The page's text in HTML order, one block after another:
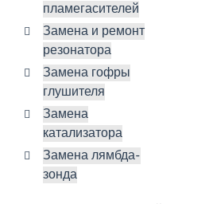
пламегасителей
Замена и ремонт
резонатора
Замена гофры
глушителя
Замена
катализатора
Замена лямбда-
зонда